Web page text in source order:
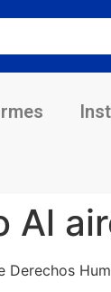
Al